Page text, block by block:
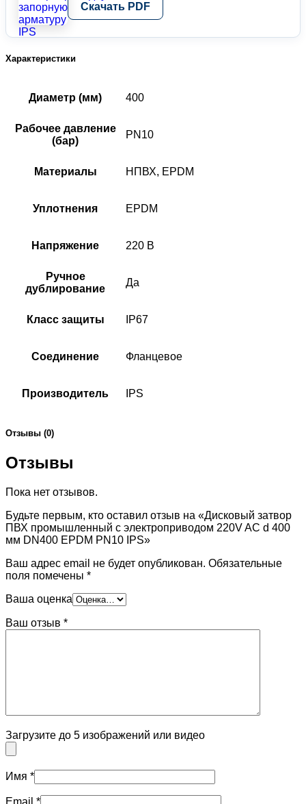
Скачать PDF
Характеристики
Диаметр (мм) 400
Рабочее давление
(бар)
PN10
Материалы НПВХ, EPDM
Уплотнения EPDM
Напряжение 220 В
Ручное
дублирование
Да
Класс защиты IP67
Соединение Фланцевое
Производитель IPS
Отзывы (0)
Отзывы
Пока нет отзывов.
Будьте первым, кто оставил отзыв на «Дисковый затвор
ПВХ промышленный с электроприводом 220V AC d 400
мм DN400 EPDM PN10 IPS»
Ваш адрес email не будет опубликован. Обязательные
поля помечены *
Ваша оценка
Ваш отзыв *
Загрузите до 5 изображений или видео
Имя *
Email *